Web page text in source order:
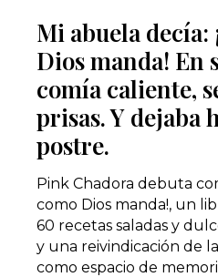
Mi abuela decía:
Dios manda! En
comía caliente,
prisas. Y dejaba
postre.
Pink Chadora debuta
como Dios manda!, un
60 recetas saladas y
y una reivindicación de
como espacio de